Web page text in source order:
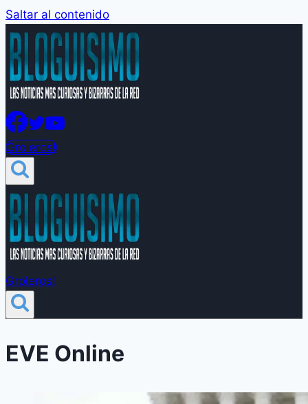
Saltar al contenido
Groleros!
Groleros!
EVE Online